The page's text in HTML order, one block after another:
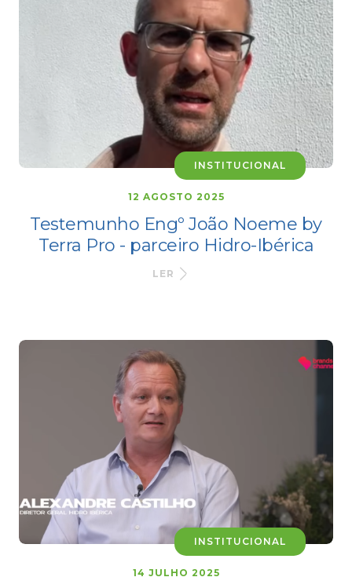
INSTITUCIONAL
12 AGOSTO 2025
Testemunho Engº João Noeme by
Terra Pro - parceiro Hidro-Ibérica
LER
INSTITUCIONAL
14 JULHO 2025